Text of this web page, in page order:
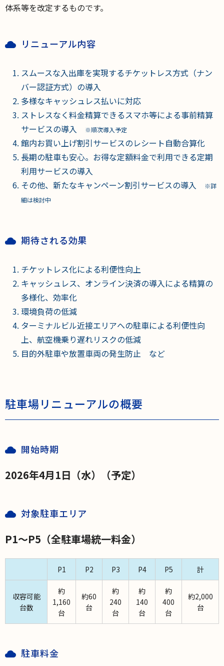
体系等を改定するものです。
リニューアル内容
スムースな入出庫を実現するチケットレス方式（ナン
バー認証方式）の導入
多様なキャッシュレス払いに対応
ストレスなく料金精算できるスマホ等による事前精算
サービスの導入
※順次導入予定
館内お買い上げ割引サービスのレシート自動合算化
長期の駐車も安心。お得な定額料金で利用できる定期
利用サービスの導入
その他、新たなキャンペーン割引サービスの導入
※詳
細は検討中
期待される効果
チケットレス化による利便性向上
キャッシュレス、オンライン決済の導入による精算の
多様化、効率化
環境負荷の低減
ターミナルビル近接エリアへの駐車による利便性向
上、航空機乗り遅れリスクの低減
目的外駐車や放置車両の発生防止 など
駐車場リニューアルの概要
開始時期
2026年4月1日（水）（予定）
対象駐車エリア
P1～P5（全駐車場統一料金）
P1 P2 P3 P4 P5 計
収容可能
台数
約
1,160
台
約60
台
約
240
台
約
140
台
約
400
台
約2,000
台
駐車料金